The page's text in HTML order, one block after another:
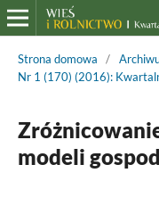
Strona domowa /
Nr 1 (170) (2016):
modeli